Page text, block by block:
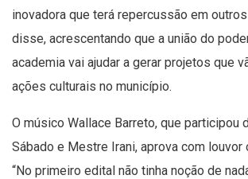
inovadora que terá repercussão em
disse, acrescentando que a união do
academia vai ajudar a gerar projetos que
ações culturais no município.
O músico Wallace Barreto, que participou
Sábado e Mestre Irani, aprova com louvor
“No primeiro edital não tinha noção de